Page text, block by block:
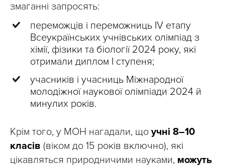
змаганні запросять:
переможців і переможниць IV етапу
Всеукраїнських учнівських олімпіад з
хімії, фізики та біології 2024 року, які
отримали диплом І ступеня;
учасників і учасниць Міжнародної
молодіжної наукової олімпіади 2024 й
минулих років.
Крім того, у МОН нагадали, що учні 8–10
класів (віком до 15 років включно), які
цікавляться природничими науками, можуть